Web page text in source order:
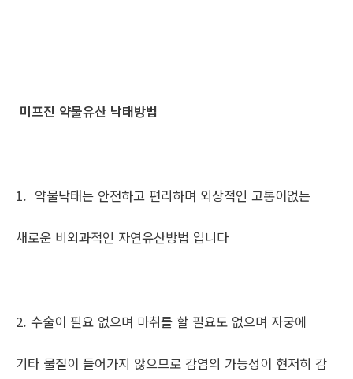
미프진 약물유산 낙태방법
1. 약물낙태는 안전하고 편리하며 외상적인 고통이없는
새로운 비외과적인 자연유산방법 입니다
2. 수술이 필요 없으며 마취를 할 필요도 없으며 자궁에
기타 물질이 들어가지 않으므로 감염의 가능성이 현저히 감